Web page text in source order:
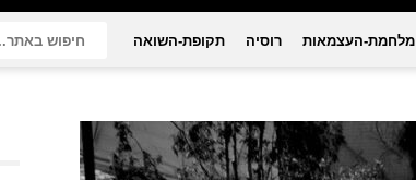
מלחמת-העצמאות רוסיה תקופת-השואה